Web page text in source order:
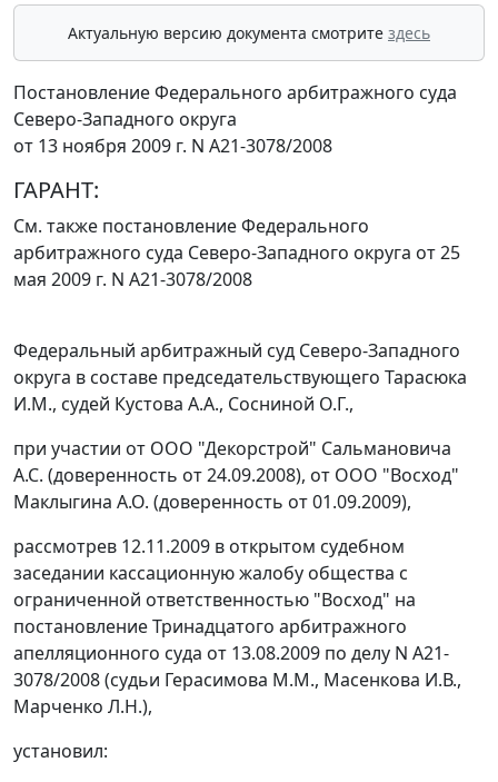
Актуальную версию документа смотрите здесь
Постановление Федерального арбитражного суда
Северо-Западного округа
от 13 ноября 2009 г. N А21-3078/2008
ГАРАНТ:
См. также постановлениеФедерального
арбитражного суда Северо-Западного округа от 25
мая 2009 г. N А21-3078/2008
Федеральный арбитражный суд Северо-Западного
округа в составе председательствующего Тарасюка
И.М., судей Кустова А.А., Сосниной О.Г.,
при участии от ООО "Декорстрой" Сальмановича
А.С. (доверенность от 24.09.2008), от ООО "Восход"
Маклыгина А.О. (доверенность от 01.09.2009),
рассмотрев 12.11.2009 в открытом судебном
заседании кассационную жалобу общества с
ограниченной ответственностью "Восход" на
постановлениеТринадцатого арбитражного
апелляционного суда от 13.08.2009 по делу N А21-
3078/2008 (судьи Герасимова М.М., Масенкова И.В.,
Марченко Л.Н.),
установил: